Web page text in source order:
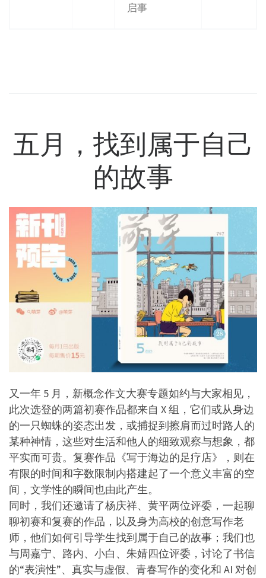
启事
五月，找到属于自己
的故事
又一年 5 月，新概念作文大赛专题如约与大家相见，
此次选登的两篇初赛作品都来自 X 组，它们或从身边
的一只蜘蛛的姿态出发，或捕捉到擦肩而过时路人的
某种神情，这些对生活和他人的细致观察与想象，都
平实而可贵。复赛作品《写于海边的足疗店》，则在
有限的时间和字数限制内搭建起了一个意义丰富的空
间，文学性的瞬间也由此产生。
同时，我们还邀请了杨庆祥、黄平两位评委，一起聊
聊初赛和复赛的作品，以及身为高校的创意写作老
师，他们如何引导学生找到属于自己的故事；我们也
与周嘉宁、路内、小白、朱婧四位评委，讨论了书信
的“表演性”、真实与虚假、青春写作的变化和 AI 对创